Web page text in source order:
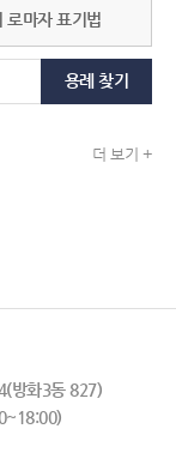
로마자 표기법
용례 찾기
더 보기 +
방화3동 827)